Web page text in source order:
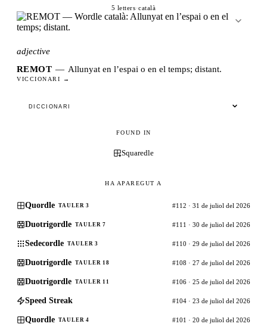
5 letters·català
adjective
REMOT — Allunyat en l’espai o en el temps; distant.
VICCIONARI →
DICCIONARI
FOUND IN
Squaredle
HA APAREGUT A
Quordle TAULER 3 #112 · 31 de juliol del 2026
Duotrigordle TAULER 7 #111 · 30 de juliol del 2026
Sedecordle TAULER 3 #110 · 29 de juliol del 2026
Duotrigordle TAULER 18 #108 · 27 de juliol del 2026
Duotrigordle TAULER 11 #106 · 25 de juliol del 2026
Speed Streak #104 · 23 de juliol del 2026
Quordle TAULER 4 #101 · 20 de juliol del 2026